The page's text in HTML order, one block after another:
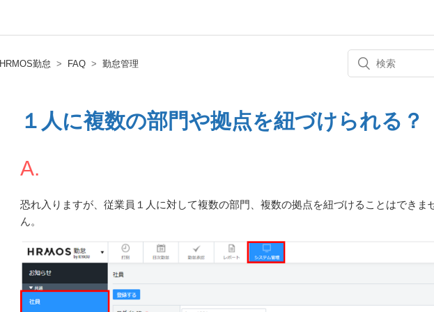
HRMOS勤怠 FAQ 勤怠管理
１人に複数の部門や拠点を紐づけられる？
A.
恐れ入りますが、従業員１人に対して複数の部門、複数の拠点を紐づけることはできま
ん。